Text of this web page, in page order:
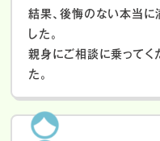
結果、後悔のない本当に
した。
親身にご相談に乗ってく
た。